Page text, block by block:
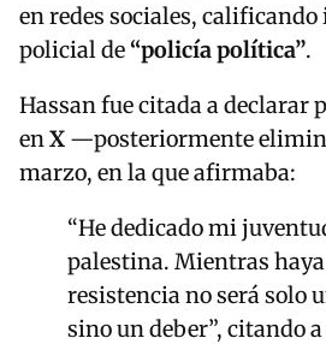
en redes sociales,
policial de “policía política”.
Hassan fue citada a declarar
enX —posteriormente
marzo, en la que afirmaba:
“He dedicado mi
palestina. Mientras
resistencia no será solo
sino un deber”, citando a